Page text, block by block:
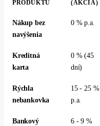
PRODUKTU (AKCIA)
Nákup bez
navýšenia
0 % p.a.
Kreditná
karta
0 % (45
dní)
Rýchla
nebankovka
15 - 25 %
p.a.
Bankový
6 - 9 %